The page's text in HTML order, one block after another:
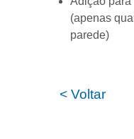
(apenas
parede)
< Voltar